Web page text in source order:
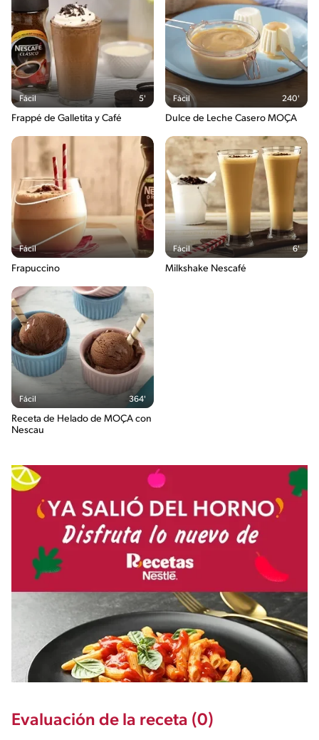
Fácil 5'
Frappé de Galletita y Café
Fácil 240'
Dulce de Leche Casero MOÇA
Fácil
Frapuccino
Fácil 6'
Milkshake Nescafé
Fácil 364'
Receta de Helado de MOÇA con
Nescau
Evaluación de la receta (0)